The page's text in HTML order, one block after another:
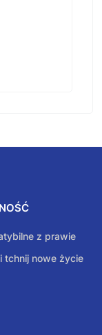
z prawie
tchnij nowe życie